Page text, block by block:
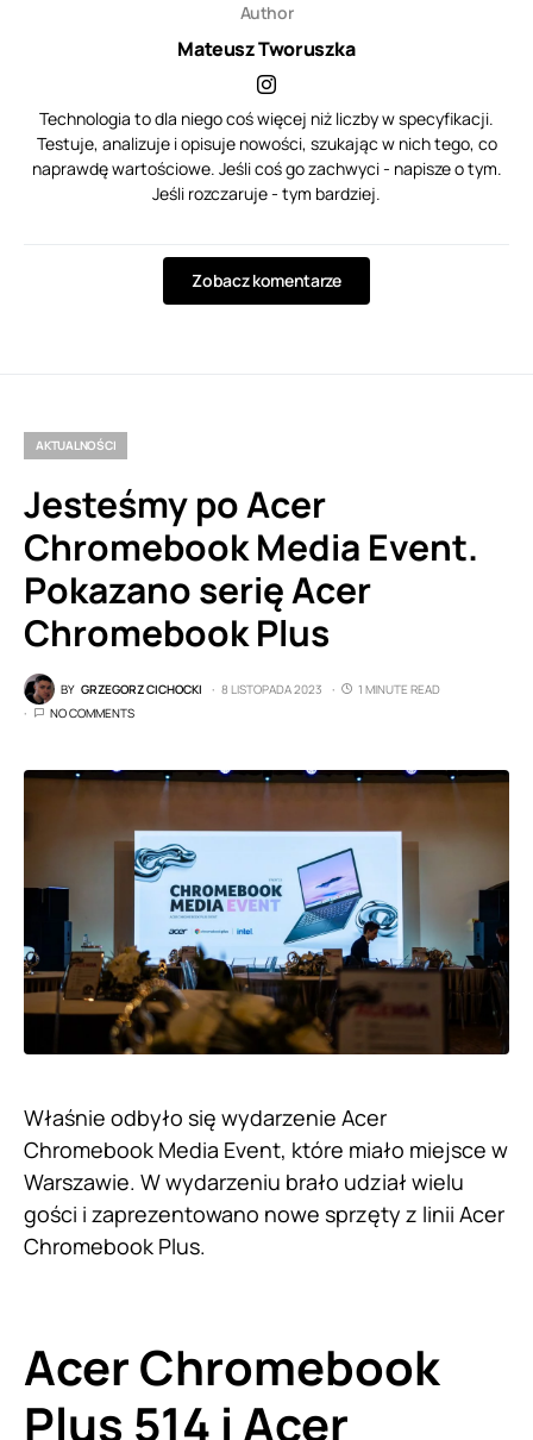
Author
Mateusz Tworuszka
Technologia to dla niego coś więcej niż liczby w specyfikacji.
Testuje, analizuje i opisuje nowości, szukając w nich tego, co
naprawdę wartościowe. Jeśli coś go zachwyci - napisze o tym.
Jeśli rozczaruje - tym bardziej.
Zobacz komentarze
AKTUALNOŚCI
Jesteśmy po Acer
Chromebook Media Event.
Pokazano serię Acer
Chromebook Plus
BY GRZEGORZ CICHOCKI 8 LISTOPADA 2023
1 MINUTE READ
NO COMMENTS
Właśnie odbyło się wydarzenie Acer
Chromebook Media Event, które miało miejsce w
Warszawie. W wydarzeniu brało udział wielu
gości i zaprezentowano nowe sprzęty z linii Acer
Chromebook Plus.
Acer Chromebook
Plus 514 i Acer